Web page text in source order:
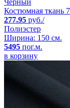
Черный
Костюмная ткань
277.95 руб./
Полиэстер
Ширина: 150 см.
5495 пог.м.
в корзину